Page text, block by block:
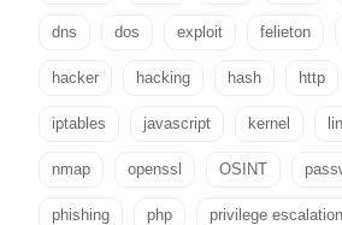
dns dos exploit felieton
hacker hacking hash http
iptables javascript kernel
nmap openssl OSINT
phishing php privilege escalation